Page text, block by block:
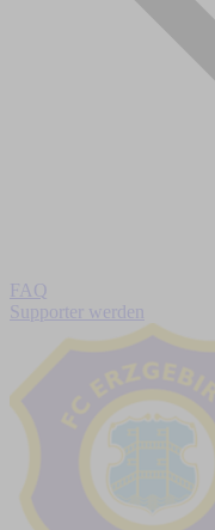
FAQ
Supporter werden